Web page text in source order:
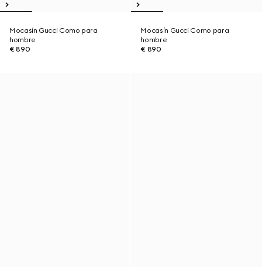
Mocasín Gucci Como para
hombre
€ 890
Mocasín Gucci Como para
hombre
€ 890